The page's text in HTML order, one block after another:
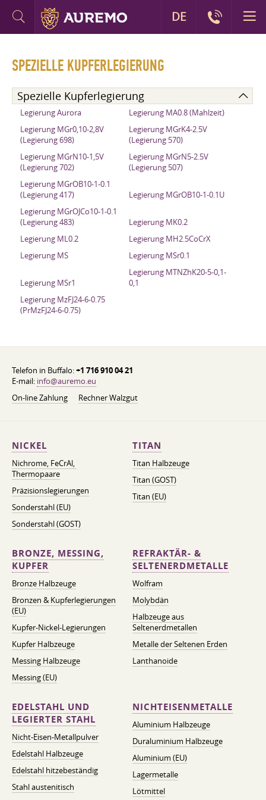
SPEZIELLE KUPFERLEGIERUNG
Spezielle Kupferlegierung
Legierung Aurora
Legierung MA0.8 (Mahlzeit)
Legierung MGr0,10-2,8V
(Legierung 698)
Legierung MGrK4-2.5V
(Legierung 570)
Legierung MGrN10-1,5V
(Legierung 702)
Legierung MGrN5-2.5V
(Legierung 507)
Legierung MGrOB10-1-0.1
(Legierung 417)
Legierung MGrOB10-1-0.1U
Legierung MGrOJCo10-1-0.1
(Legierung 483)
Legierung MK0.2
Legierung ML0.2
Legierung MH2.5CoCrX
Legierung MS
Legierung MSr0.1
Legierung MSr1
Legierung MTNZhK20-5-0,1-
0,1
Legierung MzFJ24-6-0.75
(PrMzFJ24-6-0.75)
Telefon in Buffalo:+1 716 910 04 21
E-mail: info@auremo.eu
On-line Zahlung
Rechner Walzgut
NICKEL
Nichrome, FeСrAl, ​​
Thermopaare
Präzisionslegierungen
Sonderstahl (EU)
Sonderstahl (GOST)
TITAN
Titan Halbzeuge
Titan (GOST)
Titan (EU)
BRONZE, MESSING,
KUPFER
Bronze Halbzeuge
Bronzen & Kupferlegierungen
(EU)
Kupfer-Nickel-Legierungen
Kupfer Halbzeuge
Messing Halbzeuge
Messing (EU)
REFRAKTÄR- &
SELTENERDMETALLE
Wolfram
Molybdän
Halbzeuge aus
Seltenerdmetallen
Metalle der Seltenen Erden
Lanthanoide
EDELSTAHL UND
LEGIERTER STAHL
Nicht-Eisen-Metallpulver
Edelstahl Halbzeuge
Edelstahl hitzebeständig
Stahl austenitisch
NICHTEISENMETALLE
Aluminium Halbzeuge
Duraluminium Halbzeuge
Aluminium (EU)
Lagermetalle
Lötmittel
DE